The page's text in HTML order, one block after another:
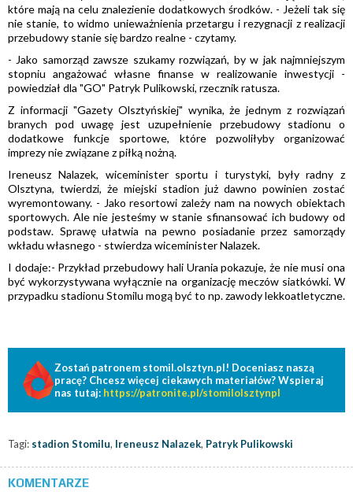
które mają na celu znalezienie dodatkowych środków. - Jeżeli tak się
nie stanie, to widmo unieważnienia przetargu i rezygnacji z realizacji
przebudowy stanie się bardzo realne - czytamy.
- Jako samorząd zawsze szukamy rozwiązań, by w jak najmniejszym
stopniu angażować własne finanse w realizowanie inwestycji -
powiedział dla "GO" Patryk Pulikowski, rzecznik ratusza.
Z informacji "Gazety Olsztyńskiej" wynika, że jednym z rozwiązań
branych pod uwagę jest uzupełnienie przebudowy stadionu o
dodatkowe funkcje sportowe, które pozwoliłyby organizować
imprezy nie związane z piłką nożną.
Ireneusz Nalazek, wiceminister sportu i turystyki, były radny z
Olsztyna, twierdzi, że miejski stadion już dawno powinien zostać
wyremontowany. - Jako resortowi zależy nam na nowych obiektach
sportowych. Ale nie jesteśmy w stanie sfinansować ich budowy od
podstaw. Sprawę ułatwia na pewno posiadanie przez samorządy
wkładu własnego - stwierdza wiceminister Nalazek.
I dodaje:- Przykład przebudowy hali Urania pokazuje, że nie musi ona
być wykorzystywana wyłącznie na organizację meczów siatkówki. W
przypadku stadionu Stomilu mogą być to np. zawody lekkoatletyczne.
Zostań patronem stomil.olsztyn.pl! Doceniasz naszą
pracę? Chcesz więcej ciekawych materiałów? Wspieraj
nas tutaj: https://patronite.pl/stomilolsztynpl
Tagi: stadion Stomilu, Ireneusz Nalazek, Patryk Pulikowski
KOMENTARZE